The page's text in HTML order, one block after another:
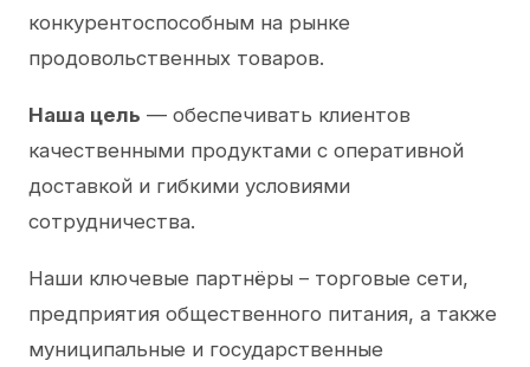
конкурентоспособным на рынке
продовольственных товаров.
Наша цель — обеспечивать клиентов
качественными продуктами с оперативной
доставкой и гибкими условиями
сотрудничества.
Наши ключевые партнёры – торговые сети,
предприятия общественного питания, а также
муниципальные и государственные